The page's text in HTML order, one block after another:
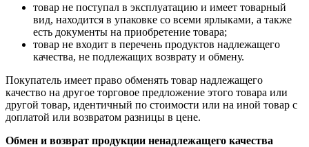
товар не поступал в эксплуатацию и имеет товарный
вид, находится в упаковке со всеми ярлыками, а также
есть документы на приобретение товара;
товар не входит в перечень продуктов надлежащего
качества, не подлежащих возврату и обмену.
Покупатель имеет право обменять товар надлежащего
качество на другое торговое предложение этого товара или
другой товар, идентичный по стоимости или на иной товар с
доплатой или возвратом разницы в цене.
Обмен и возврат продукции ненадлежащего качества